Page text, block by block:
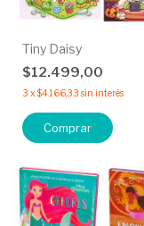
Tiny Daisy
$12.499,00
3 x$4.166,33 sin interés
Comprar